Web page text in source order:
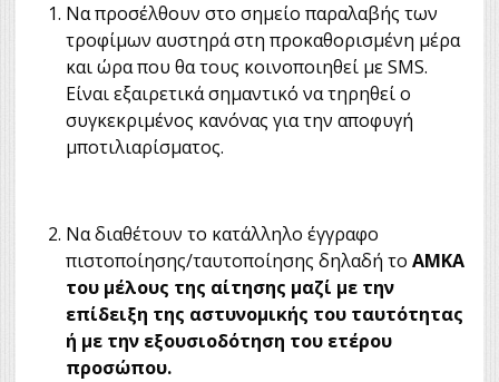
Να προσέλθουν στο σημείο παραλαβής των
τροφίμων αυστηρά στη προκαθορισμένη μέρα
και ώρα που θα τους κοινοποιηθεί με SMS.
Είναι εξαιρετικά σημαντικό να τηρηθεί ο
συγκεκριμένος κανόνας για την αποφυγή
μποτιλιαρίσματος.
Να διαθέτουν το κατάλληλο έγγραφο
πιστοποίησης/ταυτοποίησης δηλαδή το ΑΜΚΑ
του μέλους της αίτησης μαζί με την
επίδειξη της αστυνομικής του ταυτότητας
ή με την εξουσιοδότηση του ετέρου
προσώπου.